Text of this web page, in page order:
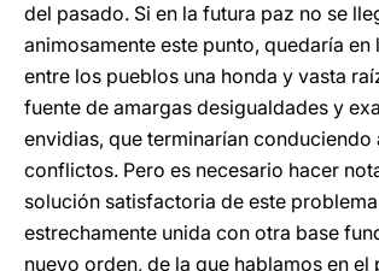
del pasado. Si en la futura paz no se
animosamente este punto, quedaría en
entre los pueblos una honda y vasta
fuente de amargas desigualdades y
envidias, que terminarían conduciendo
conflictos. Pero es necesario hacer
solución satisfactoria de este
estrechamente unida con otra base
nuevo orden, de la que hablamos en el